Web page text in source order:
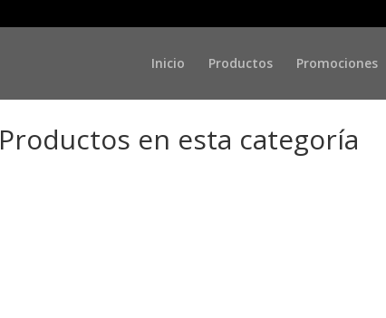
Inicio Productos Promociones
Productos en esta categoría